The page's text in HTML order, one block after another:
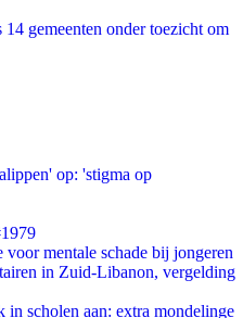
gemeenten onder toezicht om
op: 'stigma op
mentale schade bij jongeren
in Zuid-Libanon, vergelding
scholen aan: extra mondelinge